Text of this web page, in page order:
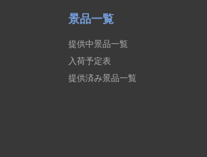
景品一覧
提供中景品一覧
入荷予定表
提供済み景品一覧